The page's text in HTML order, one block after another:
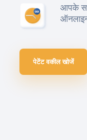
आपके
पेटेंट वकील खोजें